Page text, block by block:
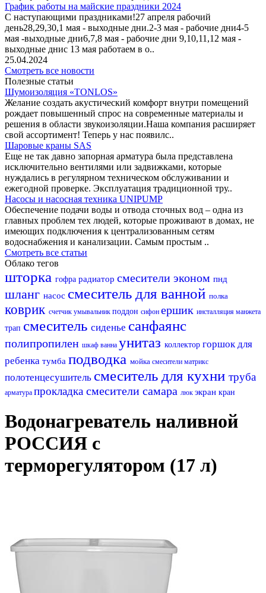
График работы на майские праздники 2024
С наступающими праздниками!27 апреля рабочий
день28,29,30,1 мая - выходные дни.2-3 мая - рабочие дни4-5
мая -выходные дни6,7,8 мая - рабочие дни 9,10,11,12 мая -
выходные днис 13 мая работаем в о..
25.04.2024
Смотреть все новости
Полезные статьи
Шумоизоляция «TONLOS»
Желание создать акустический комфорт внутри помещений
рождает повышенный спрос на современные материалы и
решения в области звукоизоляции.Наша компания расширяет
свой ассортимент! Теперь у нас появилс..
Шаровые краны SAS
Еще не так давно запорная арматура была представлена
исключительно вентилями или задвижками, которые
нуждались в регулярном техническом обслуживании и
ежегодной проверке. Эксплуатация традиционной тру..
Насосы и насосная техника UNIPUMP
Обеспечение подачи воды и отвода сточных вод – одна из
главных проблем тех людей, которые проживают в домах, не
имеющих подключения к централизованным сетям
водоснабжения и канализации. Самым простым ..
Смотреть все статьи
Облако тегов
шторка гофра радиатор смесители эконом пнд
шланг насос смеситель для ванной полка
коврик счетчик умывальник поддон сифон ершик инсталляция манжета
трап смеситель сиденье санфаянс
полипропилен шкаф ванна унитаз коллектор горшок для
ребенка тумба подводка мойка смесители матрикс
полотенцесушитель смеситель для кухни труба
арматура прокладка смесители самара люк экран кран
Водонагреватель наливной
РОССИЯ с
терморегулятором (17 л)